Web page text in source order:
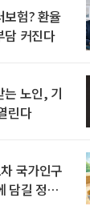
보험? 환율
담 커진다
는 노인, 기
린다
국가인구
담길 정책